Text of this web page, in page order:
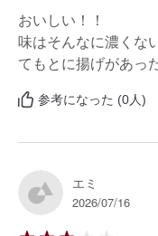
おいしい！！
味はそんなに濃くな
てもとに揚げがあっ
参考になった (0人)
エミ
2026/07/16